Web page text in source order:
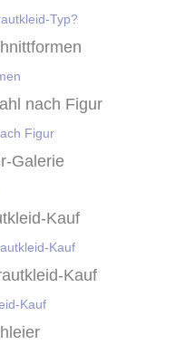
nach Figur
Galerie
Kauf
Kauf